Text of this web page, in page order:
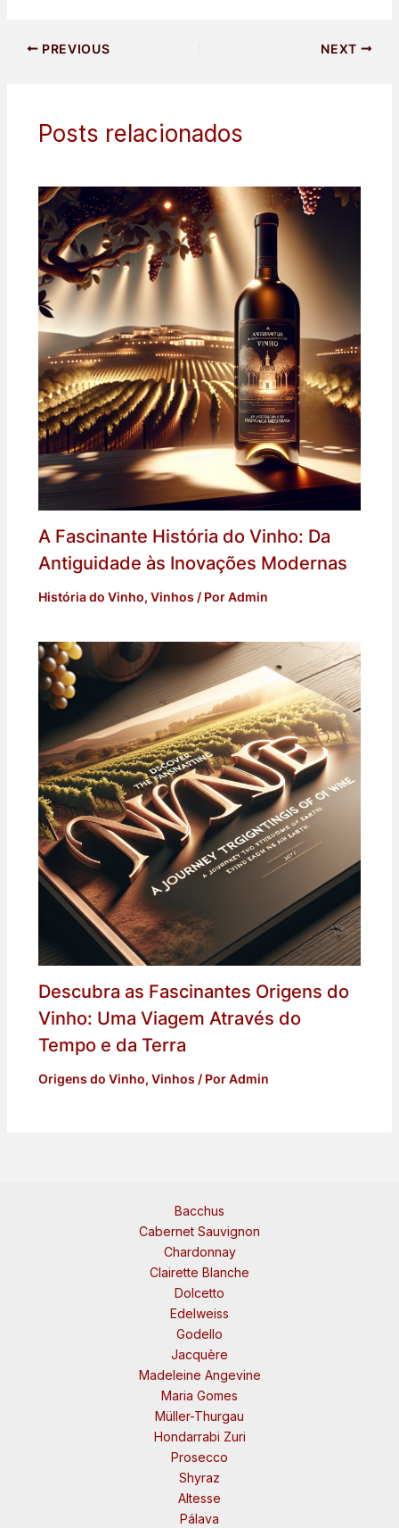
PREVIOUS NEXT
Posts relacionados
A Fascinante História do Vinho: Da
Antiguidade às Inovações Modernas
História do Vinho, Vinhos / PorAdmin
Descubra as Fascinantes Origens do
Vinho: Uma Viagem Através do
Tempo e da Terra
Origens do Vinho, Vinhos / PorAdmin
Bacchus
Cabernet Sauvignon
Chardonnay
Clairette Blanche
Dolcetto
Edelweiss
Godello
Jacquère
Madeleine Angevine
Maria Gomes
Müller-Thurgau
Hondarrabi Zuri
Prosecco
Shyraz
Altesse
Pálava